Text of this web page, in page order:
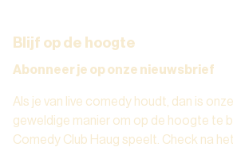
Blijf op de hoogte
Abonneer je op onze nieuwsbrief
Als je van live comedy houdt, dan is
geweldige manier om op de hoogte te
Comedy Club Haug speelt. Check na